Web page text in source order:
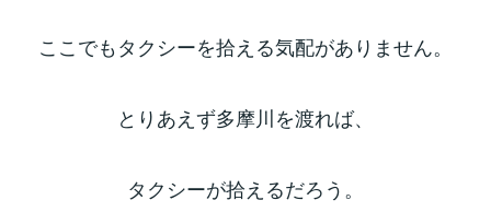
ここでもタクシーを拾える気配がありません。
とりあえず多摩川を渡れば、
タクシーが拾えるだろう。